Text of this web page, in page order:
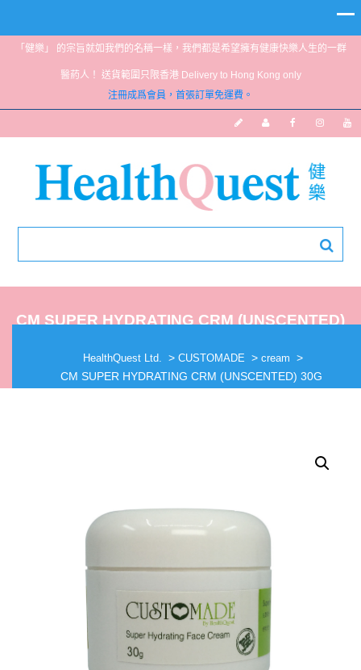
「健樂」 的宗旨就如我們的名稱一樣，我們都是希望擁有健康快樂人生的一群
醫葯人！ 送貨範圍只限香港 Delivery to Hong Kong only
注冊成爲會員，首張訂單免運費。
CM SUPER HYDRATING CRM (UNSCENTED)
HealthQuest Ltd. > CUSTOMADE > cream >
CM SUPER HYDRATING CRM (UNSCENTED) 30G